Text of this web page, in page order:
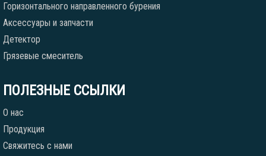
Горизонтального направленного бурения
Аксессуары и запчасти
Детектор
Грязевые смеситель
ПОЛЕЗНЫЕ ССЫЛКИ
О нас
Продукция
Свяжитесь с нами